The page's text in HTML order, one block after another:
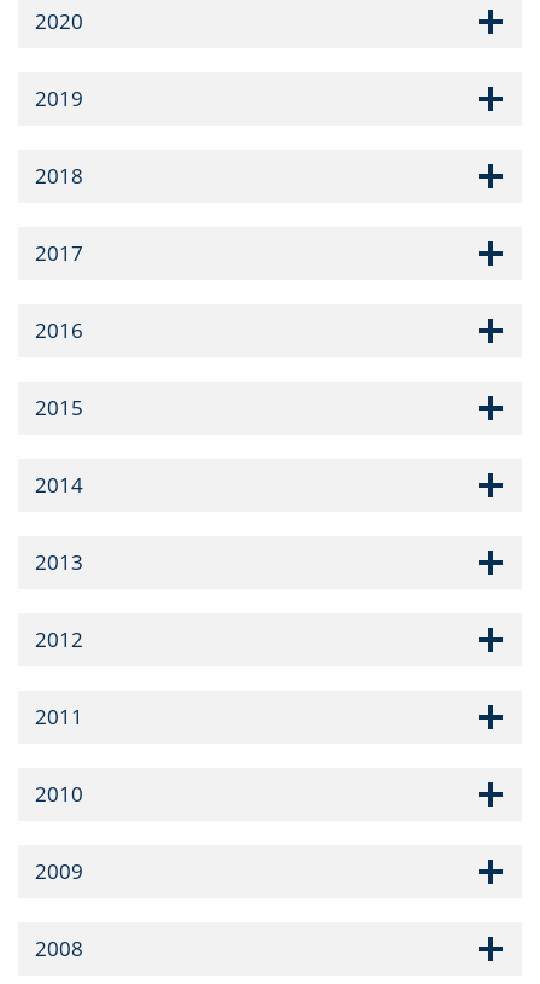
2020
2019
2018
2017
2016
2015
2014
2013
2012
2011
2010
2009
2008